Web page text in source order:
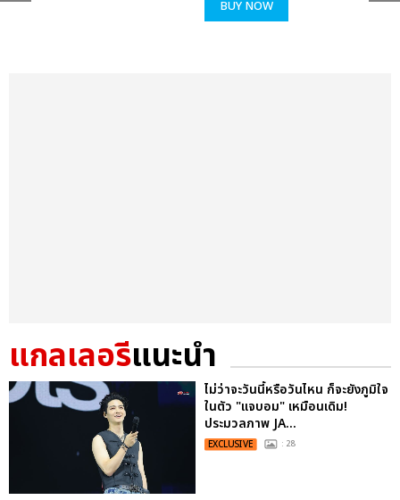
BUY NOW
แกลเลอรีแนะนำ
ไม่ว่าจะวันนี้หรือวันไหน ก็จะยังภูมิใจ
ในตัว "แจบอม" เหมือนเดิม!
ประมวลภาพ JA...
EXCLUSIVE : 28